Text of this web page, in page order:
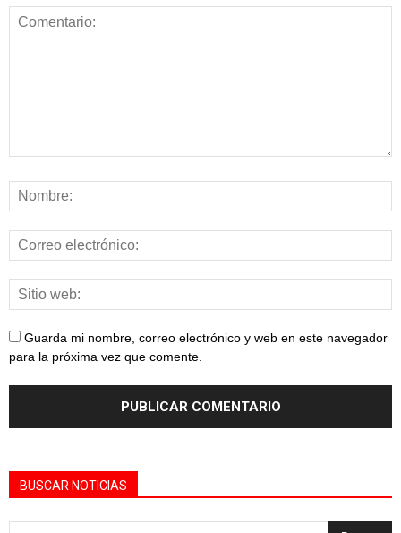
Guarda mi nombre, correo electrónico y web en este navegador
para la próxima vez que comente.
BUSCAR NOTICIAS